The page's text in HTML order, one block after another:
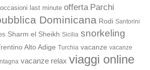
occasioni last minute offerta Parchi
Dominicana Rodi Santorini
Sharm el Sheikh Sicilia snorkeling
Alto Adige Turchia vacanze vacanze
vacanze relax viaggi online